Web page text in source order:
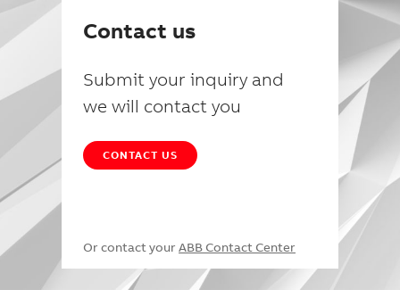
Contact us
Submit your inquiry and
we will contact you
CONTACT US
Or contact your ABB Contact Center